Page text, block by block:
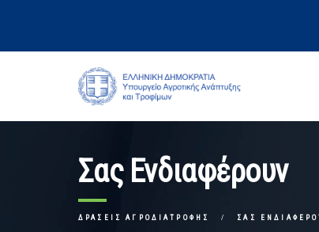
Σας Ενδιαφέρουν
ΔΡΆΣΕΙΣ ΑΓΡΟΔΙΑΤΡΟΦΉΣ ΣΑΣ